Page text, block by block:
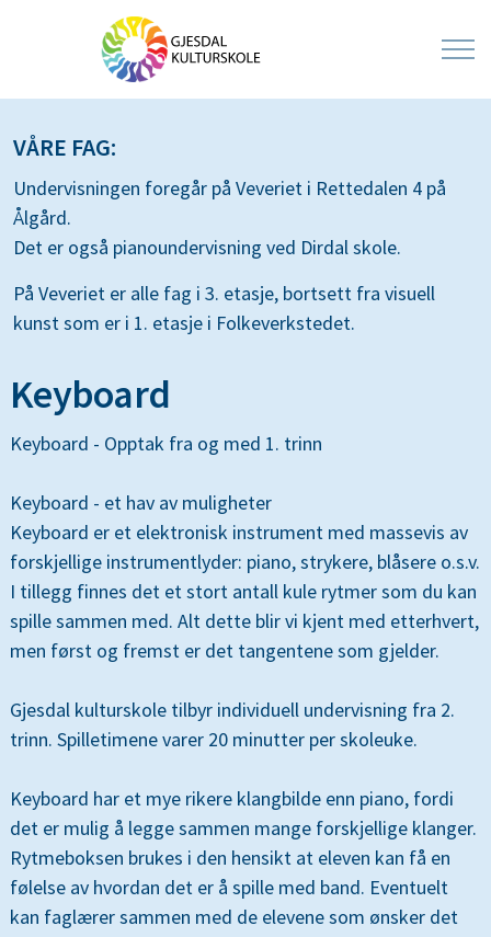
VÅRE FAG:
Undervisningen foregår på Veveriet i Rettedalen 4 på
Ålgård.
Det er også pianoundervisning ved Dirdal skole.
På Veveriet er alle fag i 3. etasje, bortsett fra visuell
kunst som er i 1. etasje i Folkeverkstedet.
Keyboard
Keyboard - Opptak fra og med 1. trinn
Keyboard - et hav av muligheter
Keyboard er et elektronisk instrument med massevis av
forskjellige instrumentlyder: piano, strykere, blåsere o.s.v.
I tillegg finnes det et stort antall kule rytmer som du kan
spille sammen med. Alt dette blir vi kjent med etterhvert,
men først og fremst er det tangentene som gjelder.
Gjesdal kulturskole tilbyr individuell undervisning fra 2.
trinn. Spilletimene varer 20 minutter per skoleuke.
Keyboard har et mye rikere klangbilde enn piano, fordi
det er mulig å legge sammen mange forskjellige klanger.
Rytmeboksen brukes i den hensikt at eleven kan få en
følelse av hvordan det er å spille med band. Eventuelt
kan faglærer sammen med de elevene som ønsker det